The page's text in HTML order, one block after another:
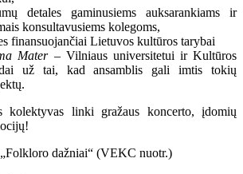
detales gaminusiems auksarankiams ir
konsultavusiems kolegoms,
finansuojančiai Lietuvos kultūros tarybai
Mater – Vilniaus universitetui ir Kultūros
už tai, kad ansamblis gali imtis tokių
kolektyvas linki gražaus koncerto, įdomių